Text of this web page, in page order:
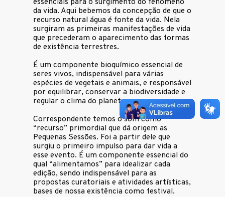
da vida. Aqui bebemos da concepção de que o
recurso natural água é fonte da vida. Nela
surgiram as primeiras manifestações de vida
que precederam o aparecimento das formas
de existência terrestres.
É um componente bioquímico essencial de
seres vivos, indispensável para várias
espécies de vegetais e animais, e responsável
por equilibrar, conservar a biodiversidade e
regular o clima do planeta.
Correspondente temos o som como
“recurso” primordial que dá origem as
Pequenas Sessões. Foi a partir dele que
surgiu o primeiro impulso para dar vida a
esse evento. É um componente essencial do
qual “alimentamos” para idealizar cada
edição, sendo indispensável para as
propostas curatoriais e atividades artísticas,
bases de nossa existência como festival.